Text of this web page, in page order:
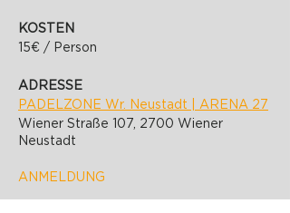
KOSTEN
15€ / Person
ADRESSE
PADELZONE Wr. Neustadt | ARENA 27
Wiener Straße 107, 2700 Wiener
Neustadt
ANMELDUNG